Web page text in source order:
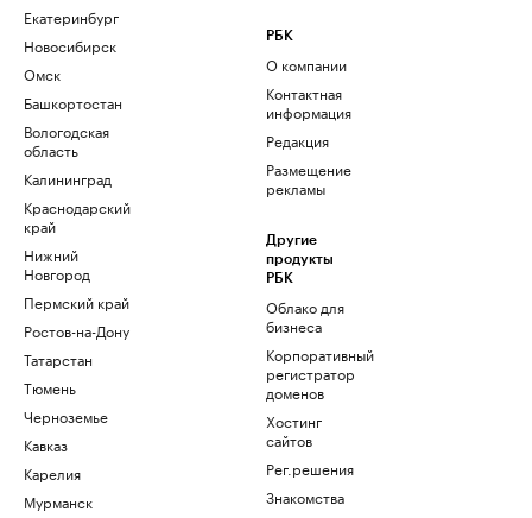
Екатеринбург
Новосибирск
Омск
Башкортостан
Вологодская
область
Калининград
Краснодарский
край
Нижний
Новгород
Пермский край
Ростов-на-Дону
Татарстан
Тюмень
Черноземье
Кавказ
Карелия
Мурманск
РБК
О компании
Контактная
информация
Редакция
Размещение
рекламы
Другие
продукты
РБК
Облако для
бизнеса
Корпоративный
регистратор
доменов
Хостинг
сайтов
Рег.решения
Знакомства